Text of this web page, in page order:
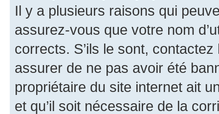
Il y a plusieurs raisons qui
assurez-vous que votre nom
corrects. S’ils le sont,
assurer de ne pas avoir été
propriétaire du site internet ait
et qu’il soit nécessaire de la